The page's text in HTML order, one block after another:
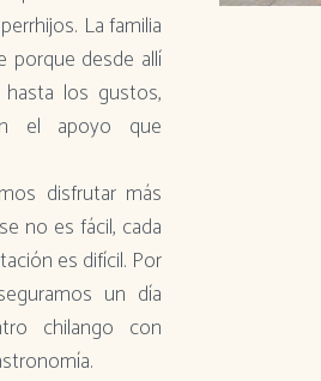
La familia
porque desde allí
los gustos,
el apoyo que
disfrutar más
no es fácil, cada
es difícil. Por
un día
chilango con